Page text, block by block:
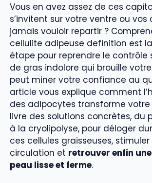
Vous en avez assez de ces
s’invitent sur votre ventre ou vos
jamais vouloir repartir ?
cellulite adipeuse definition est
étape pour reprendre le contrôle
de gras indolore qui brouille
peut miner votre confiance au
article vous explique comment
des adipocytes transforme
livre des solutions concrètes, du
à la cryolipolyse, pour déloger
ces cellules graisseuses,
circulation et retrouver enfin
peau lisse et ferme.